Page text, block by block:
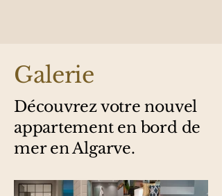
Galerie
Découvrez votre nouvel
appartement en bord de
mer en Algarve.